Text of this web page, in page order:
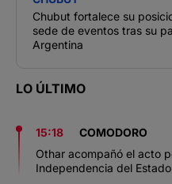
Chubut fortalece su
sede de eventos tras su
Argentina
LO ÚLTIMO
15:18
COMODORO
Othar acompañó el acto
Independencia del